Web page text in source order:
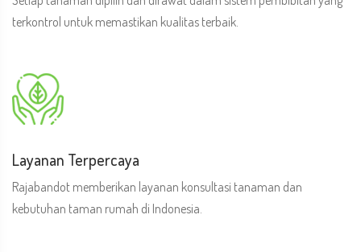
terkontrol untuk memastikan kualitas terbaik.
Layanan Terpercaya
Rajabandot memberikan layanan konsultasi tanaman dan
kebutuhan taman rumah di Indonesia.